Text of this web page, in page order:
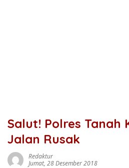
Salut! Polres Tanah
Jalan Rusak
Redaktur
Jumat, 28 Desember 2018